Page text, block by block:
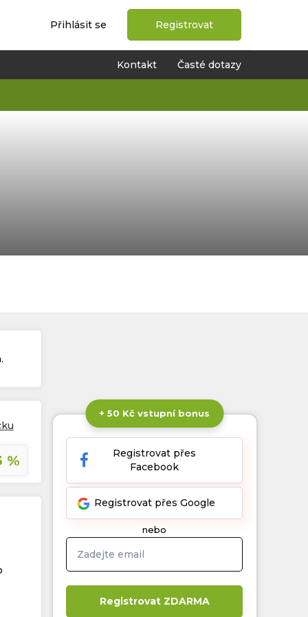
Přihlásit se Registrovat
Časté dotazy
Kontakt
%
+ 50 Kč vstupní bonus
Registrovat přes
Facebook
Registrovat přes Google
nebo